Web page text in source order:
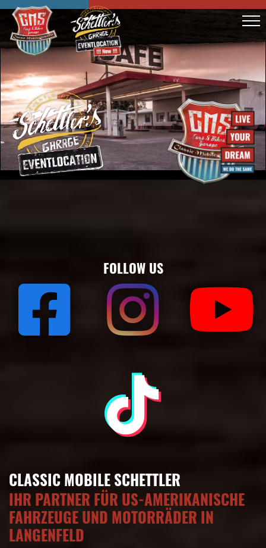
FOLLOW US
CLASSIC MOBILE SCHETTLER
IHR PARTNER FÜR US-AMERIKANISCHE
FAHRZEUGE UND MOTORRÄDER IN
LANGENFELD